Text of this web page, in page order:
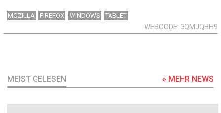
MOZILLA FIREFOX WINDOWS TABLET
WEBCODE 3QMJQBH9
MEIST GELESEN » MEHR NEWS